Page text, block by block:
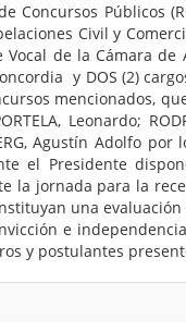
Concursos Públicos
Civil y
Vocal de la Cámara
y DOS (2)
mencionados,
Leonardo;
Agustín Adolfo
el Presidente
la jornada para la
una
e
y postulantes